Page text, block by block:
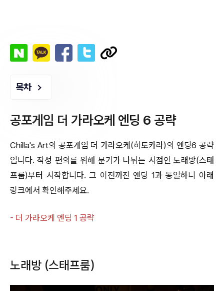
목차
공포게임 더 가라오케 엔딩 6 공략
Chilla's Art의 공포게임 더 가라오케(히토카라)의 엔딩6 공략
입니다. 작성 편의를 위해 분기가 나뉘는 시점인 노래방(스태
프룸)부터 시작합니다. 그 이전까진 엔딩 1과 동일하니 아래
링크에서 확인해주세요.
- 더 가라오케 엔딩 1 공략
노래방 (스태프룸)